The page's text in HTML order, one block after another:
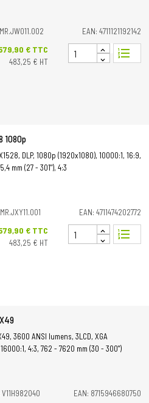
EAN: 4711121192142
€ TTC
483,25 € HT
format_list_numbered
1080p
DLP, 1080p (1920x1080), 10000:1, 16:9,
mm (27 - 301"), 4:3
EAN: 4711474202772
€ TTC
483,25 € HT
format_list_numbered
3600 ANSI lumens, 3LCD, XGA
4:3, 762 - 7620 mm (30 - 300")
EAN: 8715946680750